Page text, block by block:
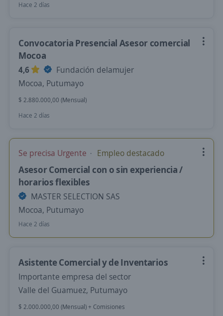
Hace 2 días
Convocatoria Presencial Asesor comercial
Mocoa
4,6
Fundación delamujer
Mocoa, Putumayo
$ 2.880.000,00 (Mensual)
Hace 2 días
Se precisa Urgente Empleo destacado
Asesor Comercial con o sin experiencia /
horarios flexibles
MASTER SELECTION SAS
Mocoa, Putumayo
Hace 2 días
Asistente Comercial y de Inventarios
Importante empresa del sector
Valle del Guamuez, Putumayo
$ 2.000.000,00 (Mensual) + Comisiones